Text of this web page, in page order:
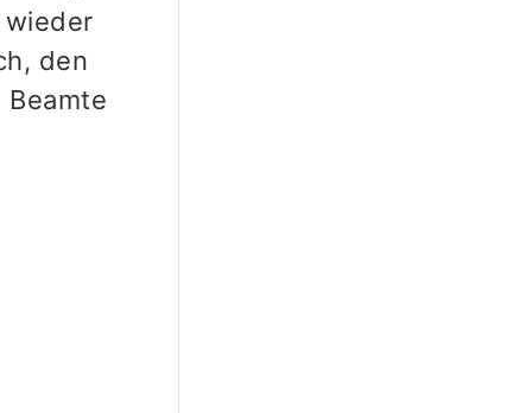
wieder
den